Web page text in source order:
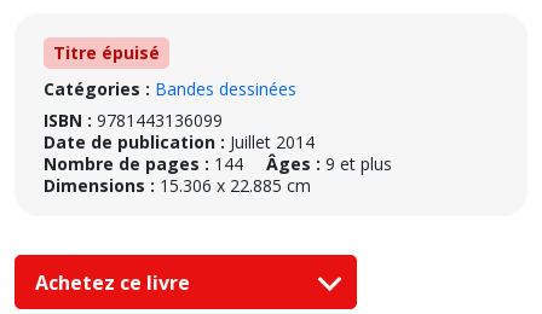
Titre épuisé
Catégories : Bandes dessinées
ISBN : 9781443136099
Date de publication : Juillet 2014
Nombre de pages : 144 Âges : 9 et plus
Dimensions : 15.306 x 22.885 cm
Achetez ce livre